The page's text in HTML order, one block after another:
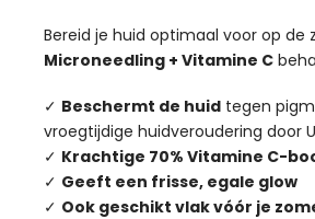
Bereid je huid optimaal voor op de
Microneedling + Vitamine C
✓ Beschermt de huid tegen
vroegtijdige huidveroudering door
✓ Krachtige 70% Vitamine C-
✓ Geeft een frisse, egale glow
✓ Ook geschikt vlak vóór je